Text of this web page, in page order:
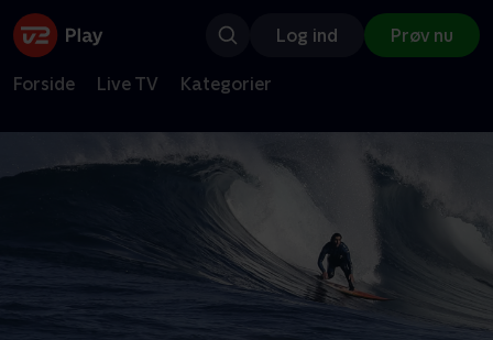
Log ind Prøv nu
Forside Live TV Kategorier